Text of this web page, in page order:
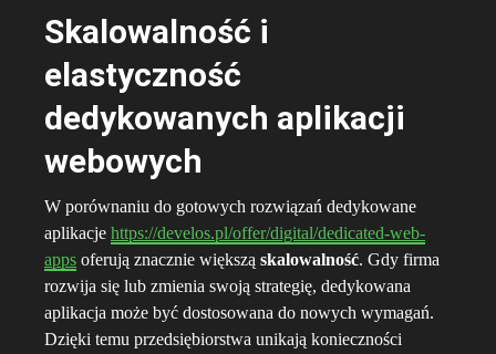
Skalowalność i
elastyczność
dedykowanych aplikacji
webowych
W porównaniu do gotowych rozwiązań dedykowane
aplikacje https://develos.pl/offer/digital/dedicated-web-
apps oferują znacznie większą skalowalność. Gdy firma
rozwija się lub zmienia swoją strategię, dedykowana
aplikacja może być dostosowana do nowych wymagań.
Dzięki temu przedsiębiorstwa unikają konieczności